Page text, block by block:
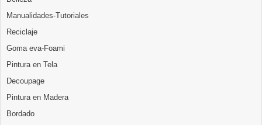
Manualidades-Tutoriales
Reciclaje
Goma eva-Foami
Pintura en Tela
Decoupage
Pintura en Madera
Bordado